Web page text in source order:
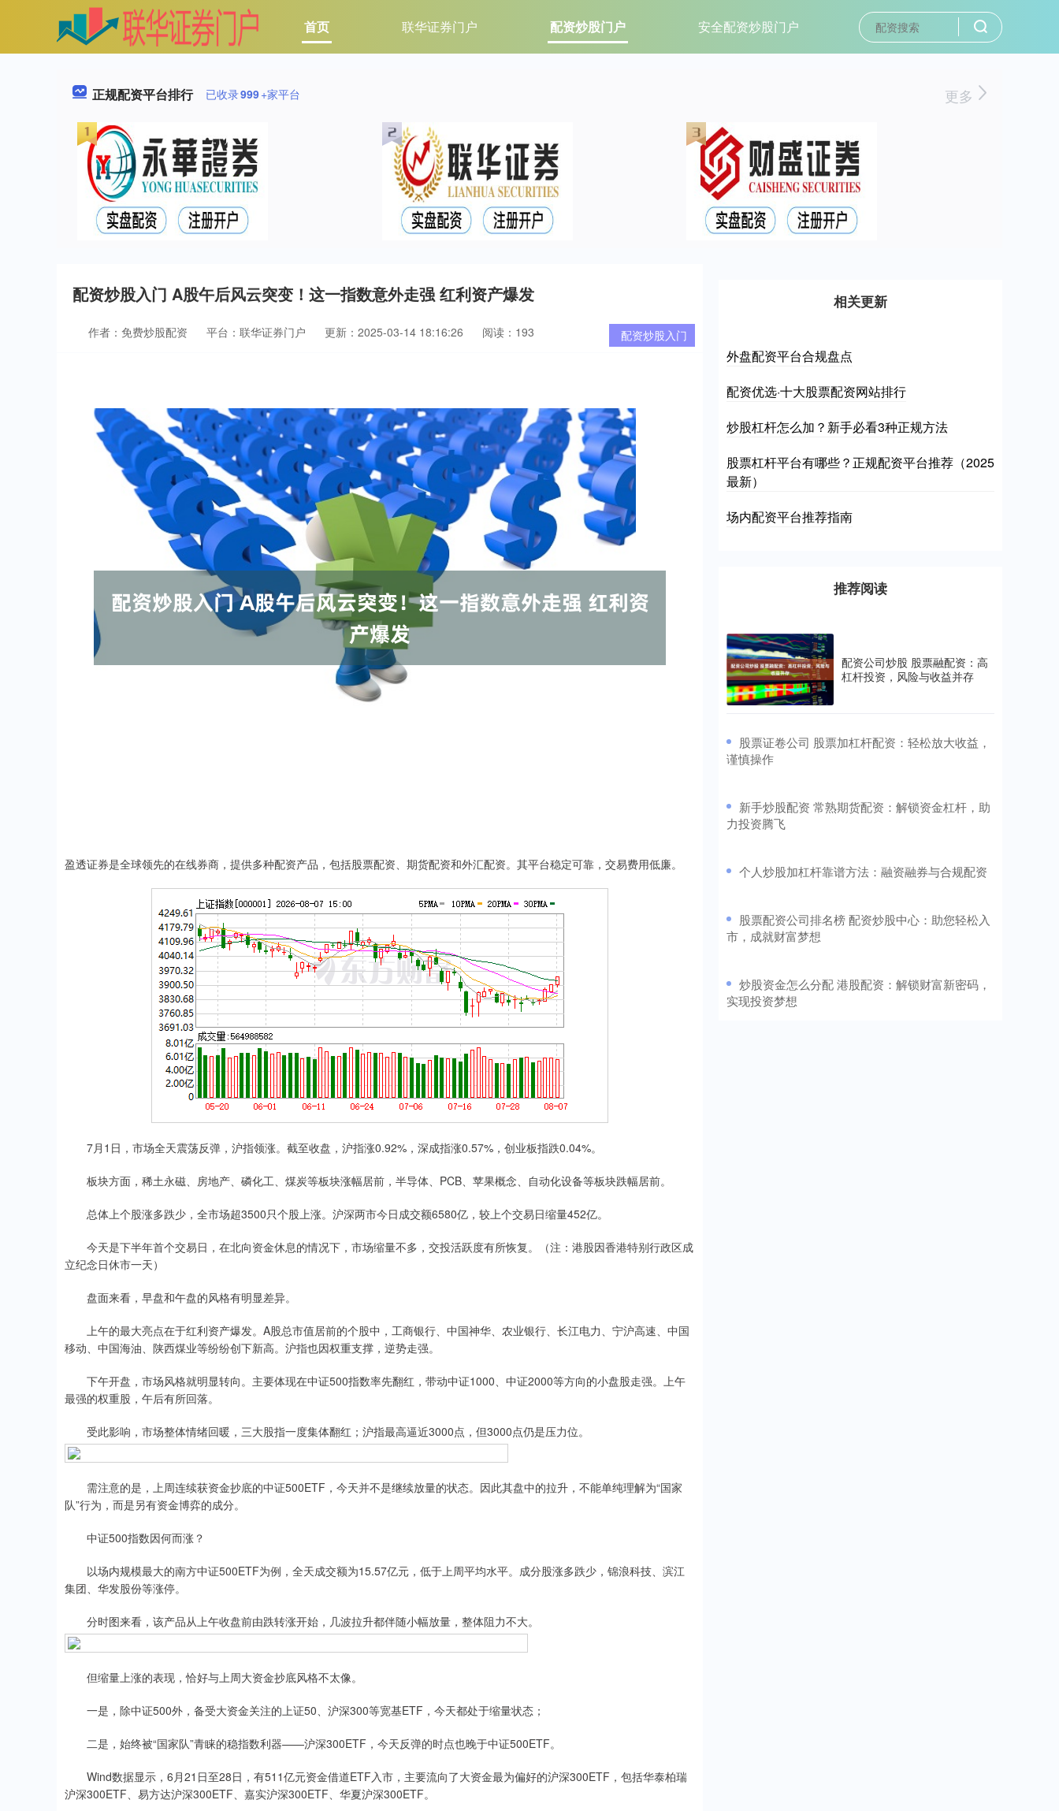
首页 联华证券门户 配资炒股门户 安全配资炒股门户
正规配资平台排行 已收录999+家平台 更多
配资炒股入门 A股午后风云突变！这一指数意外走强 红利资产爆发
配资炒股入门
作者：免费炒股配资 平台：联华证券门户 更新：2025-03-14 18:16:26 阅读：193
盈透证券是全球领先的在线券商，提供多种配资产品，包括股票配资、期货配资和外汇配资。其平台稳定可靠，交易费用低廉。
7月1日，市场全天震荡反弹，沪指领涨。截至收盘，沪指涨0.92%，深成指涨0.57%，创业板指跌0.04%。
板块方面，稀土永磁、房地产、磷化工、煤炭等板块涨幅居前，半导体、PCB、苹果概念、自动化设备等板块跌幅居前。
总体上个股涨多跌少，全市场超3500只个股上涨。沪深两市今日成交额6580亿，较上个交易日缩量452亿。
今天是下半年首个交易日，在北向资金休息的情况下，市场缩量不多，交投活跃度有所恢复。（注：港股因香港特别行政区成
立纪念日休市一天）
盘面来看，早盘和午盘的风格有明显差异。
上午的最大亮点在于红利资产爆发。A股总市值居前的个股中，工商银行、中国神华、农业银行、长江电力、宁沪高速、中国
移动、中国海油、陕西煤业等纷纷创下新高。沪指也因权重支撑，逆势走强。
下午开盘，市场风格就明显转向。主要体现在中证500指数率先翻红，带动中证1000、中证2000等方向的小盘股走强。上午
最强的权重股，午后有所回落。
受此影响，市场整体情绪回暖，三大股指一度集体翻红；沪指最高逼近3000点，但3000点仍是压力位。
需注意的是，上周连续获资金抄底的中证500ETF，今天并不是继续放量的状态。因此其盘中的拉升，不能单纯理解为“国家
队”行为，而是另有资金博弈的成分。
中证500指数因何而涨？
以场内规模最大的南方中证500ETF为例，全天成交额为15.57亿元，低于上周平均水平。成分股涨多跌少，锦浪科技、滨江
集团、华发股份等涨停。
分时图来看，该产品从上午收盘前由跌转涨开始，几波拉升都伴随小幅放量，整体阻力不大。
但缩量上涨的表现，恰好与上周大资金抄底风格不太像。
一是，除中证500外，备受大资金关注的上证50、沪深300等宽基ETF，今天都处于缩量状态；
二是，始终被“国家队”青睐的稳指数利器——沪深300ETF，今天反弹的时点也晚于中证500ETF。
Wind数据显示，6月21日至28日，有511亿元资金借道ETF入市，主要流向了大资金最为偏好的沪深300ETF，包括华泰柏瑞
沪深300ETF、易方达沪深300ETF、嘉实沪深300ETF、华夏沪深300ETF。
相关更新
外盘配资平台合规盘点
配资优选·十大股票配资网站排行
炒股杠杆怎么加？新手必看3种正规方法
股票杠杆平台有哪些？正规配资平台推荐（2025
最新）
场内配资平台推荐指南
推荐阅读
配资公司炒股 股票融配资：高
杠杆投资，风险与收益并存
​股票证卷公司 股票加杠杆配资：轻松放大收益，
谨慎操作
​新手炒股配资 常熟期货配资：解锁资金杠杆，助
力投资腾飞
​个人炒股加杠杆靠谱方法：融资融券与合规配资
​股票配资公司排名榜 配资炒股中心：助您轻松入
市，成就财富梦想
​炒股资金怎么分配 港股配资：解锁财富新密码，
实现投资梦想